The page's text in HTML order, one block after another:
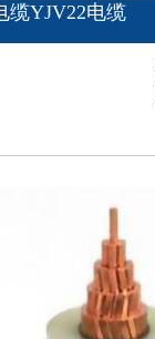
缆YJV22电缆